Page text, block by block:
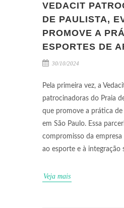
VEDACIT
DE PAULISTA,
PROMOVE A
ESPORTES DE
30/10/2024
Pela primeira vez, a
patrocinadoras do Praia
que promove a prática de
em São Paulo. Essa
compromisso da
ao esporte e à integração
Veja mais